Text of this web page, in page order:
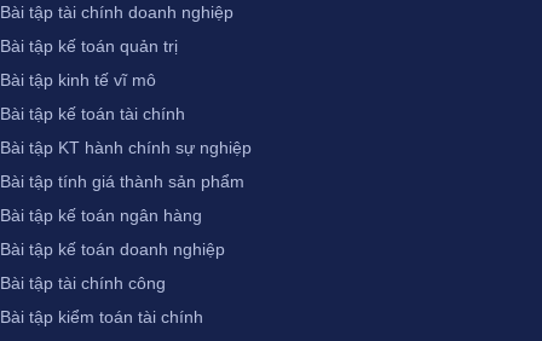
Bài tập tài chính doanh nghiệp
Bài tập kế toán quản trị
Bài tập kinh tế vĩ mô
Bài tập kế toán tài chính
Bài tập KT hành chính sự nghiệp
Bài tập tính giá thành sản phẩm
Bài tập kế toán ngân hàng
Bài tập kế toán doanh nghiệp
Bài tập tài chính công
Bài tập kiểm toán tài chính